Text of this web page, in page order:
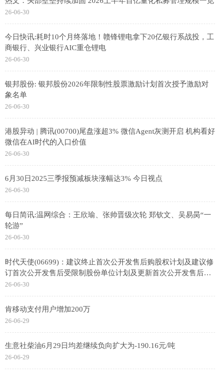
26-06-30
今日快讯:耗时10个月终落地！赣锋锂电拿下20亿银行系战投，工
商银行、兴业银行AIC重仓锂电
26-06-30
银邦股份: 银邦股份2026年限制性股票激励计划首次授予激励对
象名单
26-06-30
港股异动 | 腾讯(00700)尾盘涨超3% 微信Agent灰测开启 机构看好
微信在AI时代的入口价值
26-06-30
6月30日2025三季报预减板块涨幅达3% 今日视点
26-06-30
每日简讯:温网综合：王欣瑜、张帅晋级次轮 郑钦文、吴易昺“一
轮游”
26-06-30
时代天使(06699)：建议终止首次公开发售后购股权计划及建议修
订首次公开发售后受限制股份单位计划及更新首次公开发售后受
限制股份单位计划限额 前沿资讯
26-06-30
肯移动支付用户增加200万
26-06-29
生意社柴油6月29日均差继续负向扩大为-190.16元/吨
26-06-29